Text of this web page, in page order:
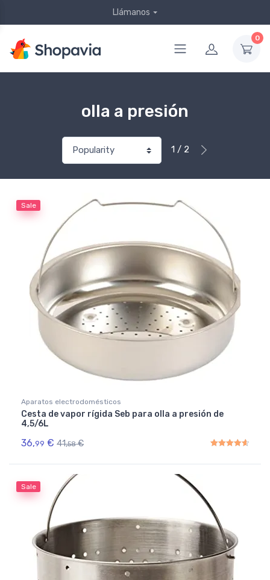
Llámanos
0
olla a presión
1 / 2
Sale
Aparatos electrodomésticos
Cesta de vapor rígida Seb para olla a presión de
4,5/6L
36,99 € 41,58 €
Sale